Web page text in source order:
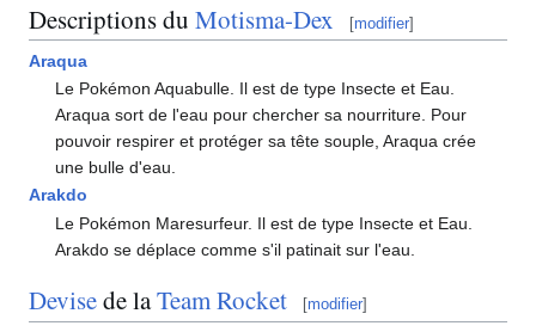
Descriptions du Motisma-Dex [modifier]
Araqua
Le Pokémon Aquabulle. Il est de type Insecte et Eau.
Araqua sort de l'eau pour chercher sa nourriture. Pour
pouvoir respirer et protéger sa tête souple, Araqua crée
une bulle d'eau.
Arakdo
Le Pokémon Maresurfeur. Il est de type Insecte et Eau.
Arakdo se déplace comme s'il patinait sur l'eau.
Devisede laTeam Rocket [modifier]